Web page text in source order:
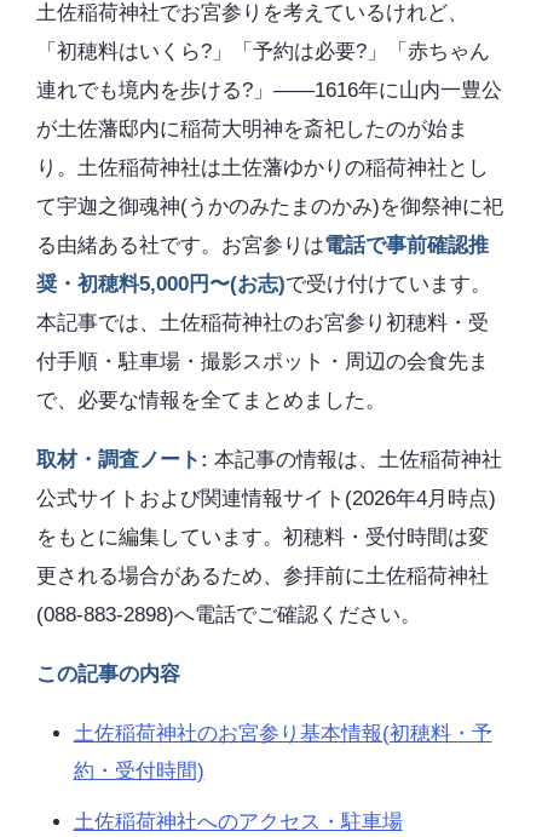
土佐稲荷神社でお宮参りを考えているけれど、
「初穂料はいくら?」「予約は必要?」「赤ちゃん
連れでも境内を歩ける?」――1616年に山内一豊公
が土佐藩邸内に稲荷大明神を斎祀したのが始ま
り。土佐稲荷神社は土佐藩ゆかりの稲荷神社とし
て宇迦之御魂神(うかのみたまのかみ)を御祭神に祀
る由緒ある社です。お宮参りは電話で事前確認推
奨・初穂料5,000円〜(お志)で受け付けています。
本記事では、土佐稲荷神社のお宮参り初穂料・受
付手順・駐車場・撮影スポット・周辺の会食先ま
で、必要な情報を全てまとめました。
取材・調査ノート: 本記事の情報は、土佐稲荷神社
公式サイトおよび関連情報サイト(2026年4月時点)
をもとに編集しています。初穂料・受付時間は変
更される場合があるため、参拝前に土佐稲荷神社
(088-883-2898)へ電話でご確認ください。
この記事の内容
土佐稲荷神社のお宮参り基本情報(初穂料・予
約・受付時間)
土佐稲荷神社へのアクセス・駐車場